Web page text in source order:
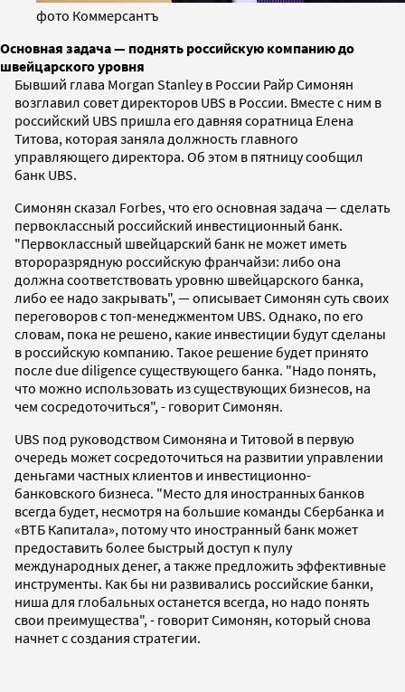
фото Коммерсантъ
Основная задача — поднять российскую компанию до
швейцарского уровня
Бывший глава Morgan Stanley в России Райр Симонян
возглавил совет директоров UBS в России. Вместе с ним в
российский UBS пришла его давняя соратница Елена
Титова, которая заняла должность главного
управляющего директора. Об этом в пятницу сообщил
банк UBS.
Симонян сказал Forbes, что его основная задача — сделать
первоклассный российский инвестиционный банк.
"Первоклассный швейцарский банк не может иметь
второразрядную российскую франчайзи: либо она
должна соответствовать уровню швейцарского банка,
либо ее надо закрывать", — описывает Симонян суть своих
переговоров с топ-менеджментом UBS. Однако, по его
словам, пока не решено, какие инвестиции будут сделаны
в российскую компанию. Такое решение будет принято
после due diligence существующего банка. "Надо понять,
что можно использовать из существующих бизнесов, на
чем сосредоточиться", - говорит Симонян.
UBS под руководством Симоняна и Титовой в первую
очередь может сосредоточиться на развитии управлении
деньгами частных клиентов и инвестиционно-
банковского бизнеса. "Место для иностранных банков
всегда будет, несмотря на большие команды Сбербанка и
«ВТБ Капитала», потому что иностранный банк может
предоставить более быстрый доступ к пулу
международных денег, а также предложить эффективные
инструменты. Как бы ни развивались российские банки,
ниша для глобальных останется всегда, но надо понять
свои преимущества", - говорит Симонян, который снова
начнет с создания стратегии.